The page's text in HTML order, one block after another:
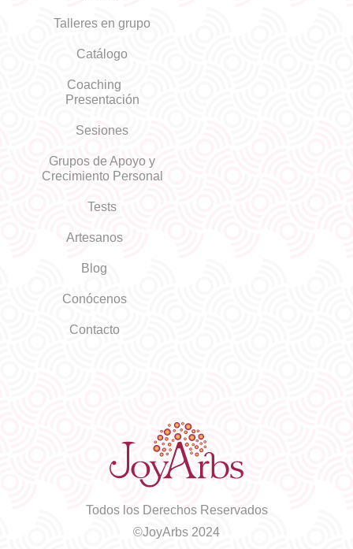
Talleres en grupo
Catálogo
Coaching
Presentación
Sesiones
Grupos de Apoyo y
Crecimiento Personal
Tests
Artesanos
Blog
Conócenos
Contacto
Todos los Derechos Reservados
©JoyArbs 2024